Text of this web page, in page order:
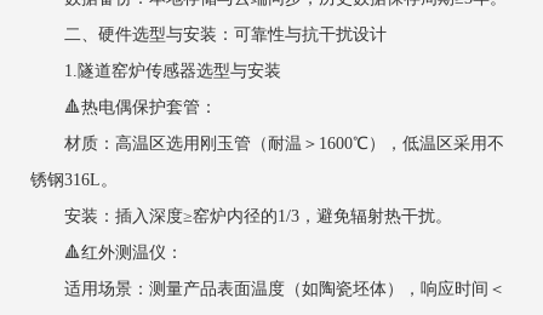
二、硬件选型与安装：可靠性与抗干扰设计
1.隧道窑炉传感器选型与安装
‌🔺热电偶保护套管‌：
材质：高温区选用刚玉管（耐温＞1600℃），低温区采用不
锈钢316L。
安装：插入深度≥窑炉内径的1/3，避免辐射热干扰。
‌🔺红外测温仪‌：
适用场景：测量产品表面温度（如陶瓷坯体），响应时间＜